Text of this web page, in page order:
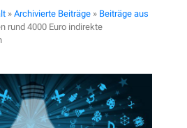
» Archivierte Beiträge » Beiträge aus
rund 4000 Euro indirekte